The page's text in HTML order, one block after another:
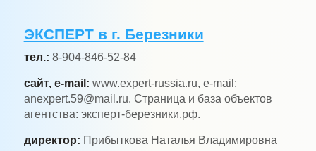
ЭКСПЕРТ в г. Березники
тел.: 8-904-846-52-84
сайт, e-mail: www.expert-russia.ru, e-mail:
anexpert.59@mail.ru. Страница и база объектов
агентства: эксперт-березники.рф.
директор: Прибыткова Наталья Владимировна